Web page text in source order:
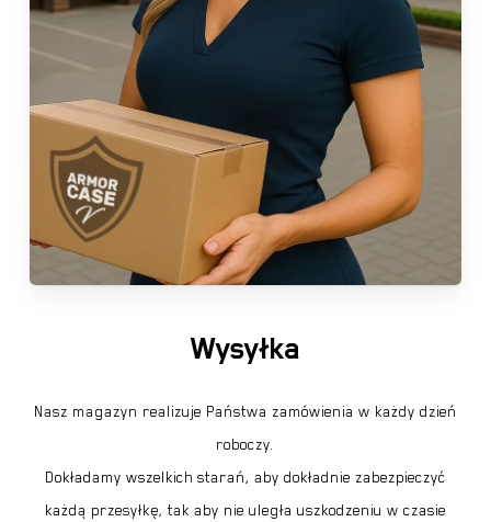
Wysyłka
Nasz magazyn realizuje Państwa zamówienia w każdy dzień
roboczy.
Dokładamy wszelkich starań, aby dokładnie zabezpieczyć
każdą przesyłkę, tak aby nie uległa uszkodzeniu w czasie